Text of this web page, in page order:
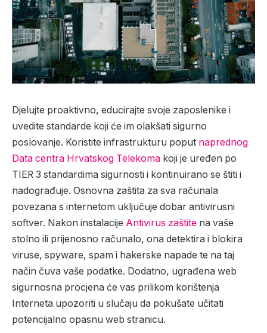
Djelujte proaktivno, educirajte svoje zaposlenike i
uvedite standarde koji će im olakšati sigurno
poslovanje. Koristite infrastrukturu poput naprednog
Data centra Hrvatskog Telekoma koji je uređen po
TIER 3 standardima sigurnosti i kontinuirano se štiti i
nadograđuje. Osnovna zaštita za sva računala
povezana s internetom uključuje dobar antivirusni
softver. Nakon instalacije Antivirus zaštite na vaše
stolno ili prijenosno računalo, ona detektira i blokira
viruse, spyware, spam i hakerske napade te na taj
način čuva vaše podatke. Dodatno, ugrađena web
sigurnosna procjena će vas prilikom korištenja
Interneta upozoriti u slučaju da pokušate učitati
potencijalno opasnu web stranicu.